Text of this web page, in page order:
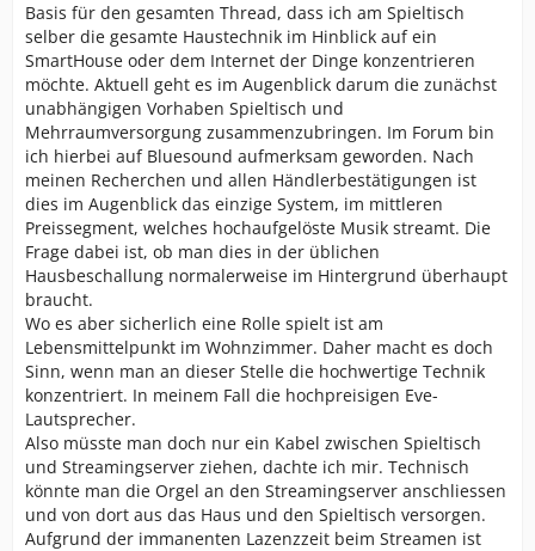
Basis für den gesamten Thread, dass ich am Spieltisch
selber die gesamte Haustechnik im Hinblick auf ein
SmartHouse oder dem Internet der Dinge konzentrieren
möchte. Aktuell geht es im Augenblick darum die zunächst
unabhängigen Vorhaben Spieltisch und
Mehrraumversorgung zusammenzubringen. Im Forum bin
ich hierbei auf Bluesound aufmerksam geworden. Nach
meinen Recherchen und allen Händlerbestätigungen ist
dies im Augenblick das einzige System, im mittleren
Preissegment, welches hochaufgelöste Musik streamt. Die
Frage dabei ist, ob man dies in der üblichen
Hausbeschallung normalerweise im Hintergrund überhaupt
braucht.
Wo es aber sicherlich eine Rolle spielt ist am
Lebensmittelpunkt im Wohnzimmer. Daher macht es doch
Sinn, wenn man an dieser Stelle die hochwertige Technik
konzentriert. In meinem Fall die hochpreisigen Eve-
Lautsprecher.
Also müsste man doch nur ein Kabel zwischen Spieltisch
und Streamingserver ziehen, dachte ich mir. Technisch
könnte man die Orgel an den Streamingserver anschliessen
und von dort aus das Haus und den Spieltisch versorgen.
Aufgrund der immanenten Lazenzzeit beim Streamen ist